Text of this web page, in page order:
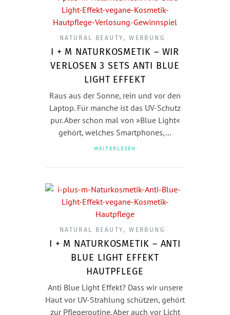
NATURAL BEAUTY,WERBUNG
I + M NATURKOSMETIK – WIR
VERLOSEN 3 SETS ANTI BLUE
LIGHT EFFEKT
Raus aus der Sonne, rein und vor den
Laptop. Für manche ist das UV-Schutz
pur. Aber schon mal von »Blue Light«
gehört, welches Smartphones,…
WEITERLESEN
NATURAL BEAUTY,WERBUNG
I + M NATURKOSMETIK – ANTI
BLUE LIGHT EFFEKT
HAUTPFLEGE
Anti Blue Light Effekt? Dass wir unsere
Haut vor UV-Strahlung schützen, gehört
zur Pflegeroutine. Aber auch vor Licht